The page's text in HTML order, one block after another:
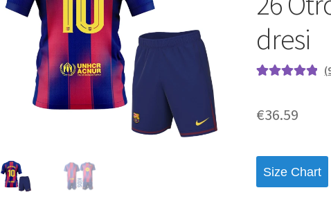
dresi
podlagi ocene
(
€36.59
Size Chart